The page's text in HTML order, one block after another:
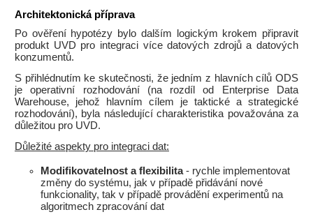
Architektonická příprava
Po ověření hypotézy bylo dalším logickým krokem připravit
produkt UVD pro integraci více datových zdrojů a datových
konzumentů.
S přihlédnutím ke skutečnosti, že jedním z hlavních cílů ODS
je operativní rozhodování (na rozdíl od Enterprise Data
Warehouse, jehož hlavním cílem je taktické a strategické
rozhodování), byla následující charakteristika považována za
důležitou pro UVD.
Důležité aspekty pro integraci dat:
Modifikovatelnost a flexibilita- rychle implementovat
změny do systému, jak v případě přidávání nové
funkcionality, tak v případě provádění experimentů na
algoritmech zpracování dat